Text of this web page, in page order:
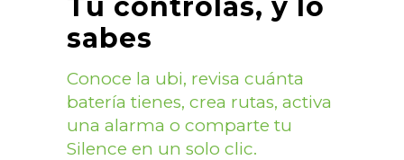
Tú controlas, y lo
sabes
Conoce la ubi, revisa cuánta
batería tienes, crea rutas, activa
una alarma o comparte tu
Silence en un solo clic.